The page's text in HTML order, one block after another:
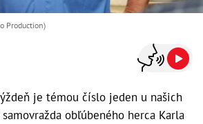
Production)
je témou číslo jeden u našich
obľúbeného herca Karla